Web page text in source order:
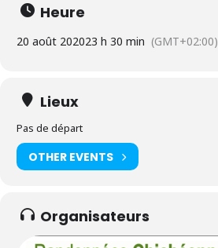
Heure
20 août 202023 h 30 min (GMT+02:00)
Lieux
Pas de départ
OTHER EVENTS
Organisateurs